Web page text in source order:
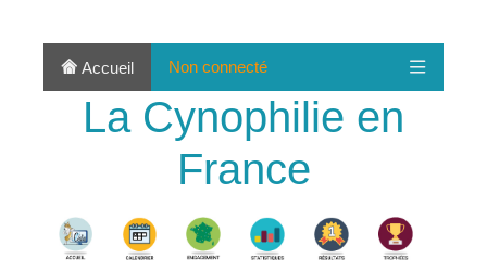
Accueil Non connecté
La Cynophilie en
France